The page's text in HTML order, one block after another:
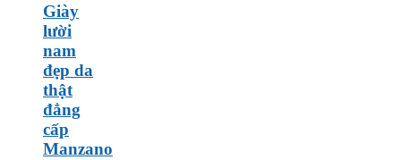
Giày
lười
nam
đẹp da
thật
đẳng
cấp
Manzano